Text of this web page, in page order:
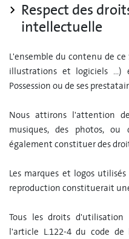
Respect des
intellectuelle
L'ensemble du contenu de
illustrations et logiciels
Possession ou de ses
Nous attirons l'attention
musiques, des photos, ou
également constituer des
Les marques et logos
reproduction constituerait
Tous les droits d'utilisation
l'article L.122-4 du code